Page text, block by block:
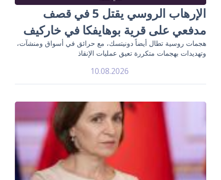
الإرهاب الروسي يقتل 5 في قصف
مدفعي على قرية بوهايفكا في خاركيف
هجمات روسية تطال أيضاً دونيتسك، مع حرائق في أسواق ومنشآت،
وتهديدات بهجمات متكررة تعيق عمليات الإنقاذ
10.08.2026